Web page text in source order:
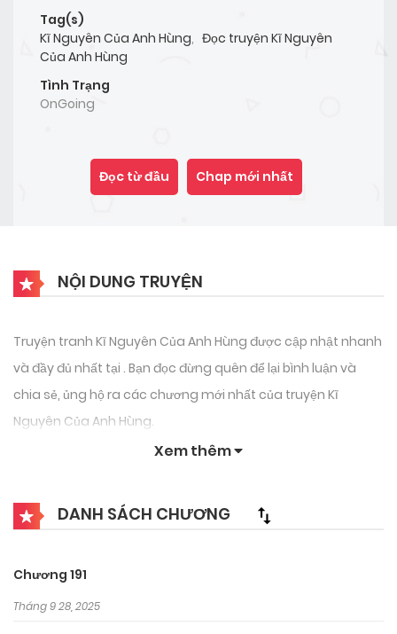
Tag(s)
Kĩ Nguyên Của Anh Hùng, Đọc truyện Kĩ Nguyên
Của Anh Hùng
Tình Trạng
OnGoing
Đọc từ đầu Chap mới nhất
NỘI DUNG TRUYỆN
Truyện tranh Kĩ Nguyên Của Anh Hùng được cập nhật nhanh
và đầy đủ nhất tại . Bạn đọc đừng quên để lại bình luận và
chia sẻ, ủng hộ ra các chương mới nhất của truyện Kĩ
Nguyên Của Anh Hùng.
Xem thêm
DANH SÁCH CHƯƠNG
Chương 191
Tháng 9 28, 2025